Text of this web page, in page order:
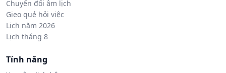
Chuyển đổi âm lịch
Gieo quẻ hỏi việc
Lịch năm 2026
Lịch tháng 8
Tính năng